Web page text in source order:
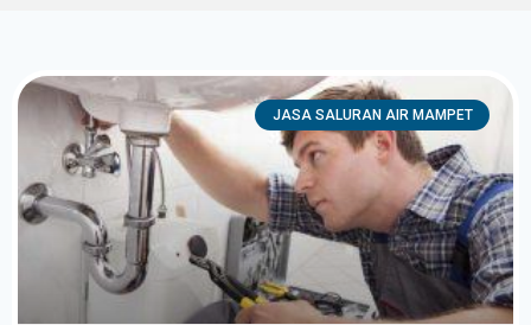
JASA SALURAN AIR MAMPET